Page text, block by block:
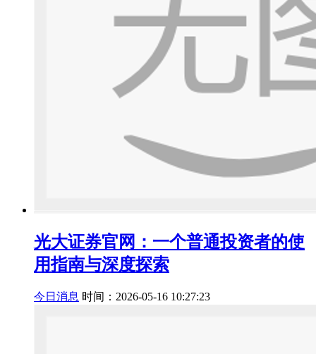
光大证券官网：一个普通投资者的使
用指南与深度探索
今日消息 时间：2026-05-16 10:27:23